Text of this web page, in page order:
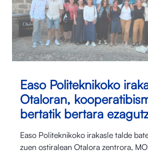
Easo Politeknikoko
Otaloran,
bertatik bertara
Easo Politeknikoko irakasle talde
zuen ostiralean Otalora⁠ zentrora,